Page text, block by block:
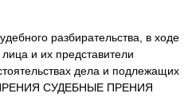
разбирательства, в ходе
и их представители
дела и подлежащих
ПРЕНИЯ СУДЕБНЫЕ ПРЕНИЯ